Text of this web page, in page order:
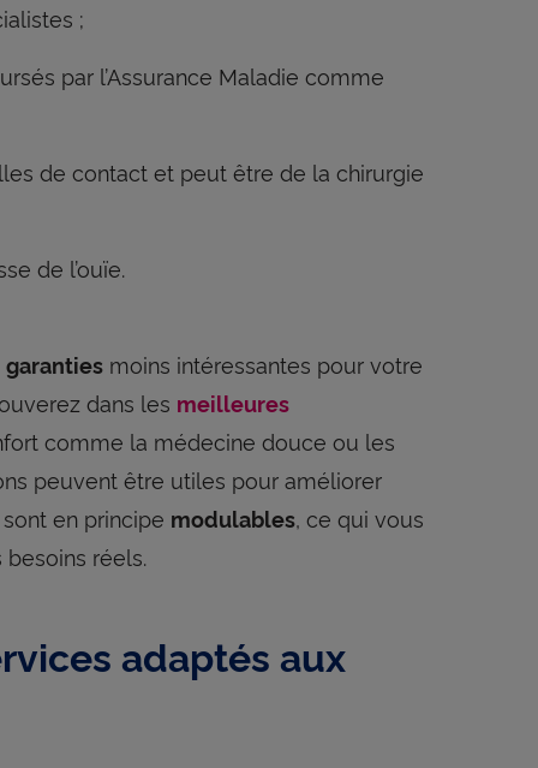
;
par l’Assurance Maladie comme
de contact et peut être de la chirurgie
de l’ouïe.
garanties moins intéressantes pour votre
dans les meilleures
comme la médecine douce ou les
peuvent être utiles pour améliorer
en principe modulables , ce qui vous
réels.
adaptés aux